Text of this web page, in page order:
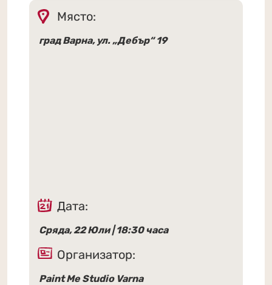
Място:
град Варна, ул. „Дебър“ 19
Дата:
Сряда, 22 Юли | 18:30 часа
Организатор:
Paint Me Studio Varna